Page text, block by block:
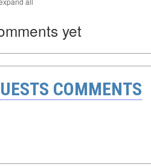
yet
COMMENTS